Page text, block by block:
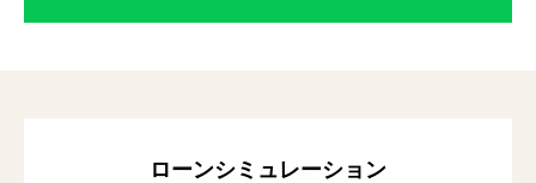
ローンシミュレーション